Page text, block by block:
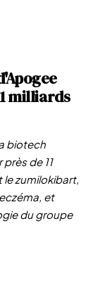
milliards
biotech
de 11
le zumilokibart,
et
du groupe